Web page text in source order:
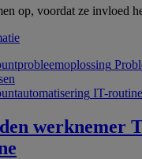
op, voordat ze invloed
IT-
werknemer